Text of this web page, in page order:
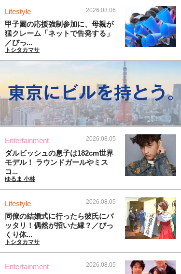
Lifestyle 2026.08.06
甲子園の応援強制参加に、母親が
猛クレーム「ネットで告発する」
／びっ...
トシタカマサ
Entertainment 2026.08.05
ダルビッシュの息子は182cm世界
モデル！ ラウンドガールやミス
コ...
ゆるま 小林
Lifestyle 2026.08.05
同僚の結婚式に行ったら彼氏にバ
ッタリ！偶然が招いた縁？／びっ
くり体...
トシタカマサ
Entertainment 2026.08.05